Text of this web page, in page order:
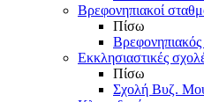
Βρεφονηπιακοί
Πίσω
Εκκλησιαστικές
Πίσω
Σχολή Βυζ.